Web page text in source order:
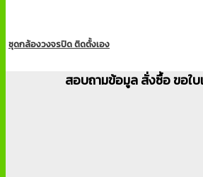
ชุดกล้องวงจรปิด ติดตั้งเอง
สอบถามข้อมูล สั่งซื้อ ขอใบ